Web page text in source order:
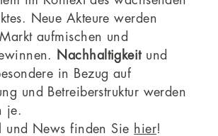
Neue Akteure werden
aufmischen und
Nachhaltigkeit und
in Bezug auf
und Betreiberstruktur werden
je.
und News finden Sie hier!